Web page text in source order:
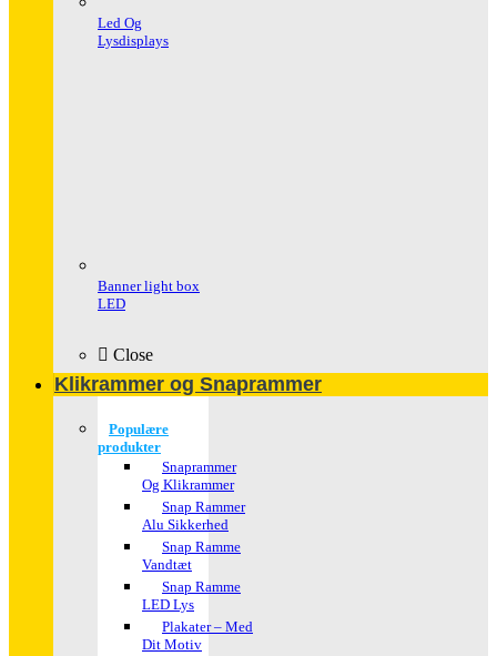
Led Og
Lysdisplays
Banner light box
LED
Close
Klikrammer og Snaprammer
Populære
produkter
Snaprammer
Og Klikrammer
Snap Rammer
Alu Sikkerhed
Snap Ramme
Vandtæt
Snap Ramme
LED Lys
Plakater – Med
Dit Motiv